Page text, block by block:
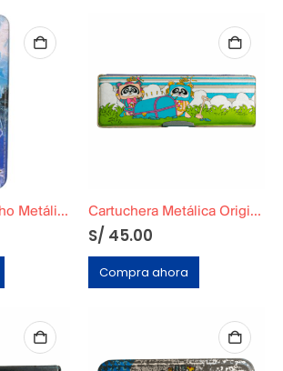
Cartuchera Dr Who Metálica Cartuchera Metálica Original
S/ 45.00
Compra ahora